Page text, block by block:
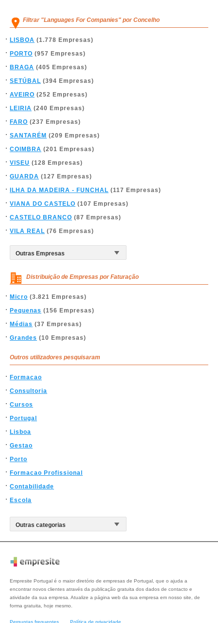
Filtrar "Languages For Companies" por Concelho
LISBOA (1.778 Empresas)
PORTO (957 Empresas)
BRAGA (405 Empresas)
SETÚBAL (394 Empresas)
AVEIRO (252 Empresas)
LEIRIA (240 Empresas)
FARO (237 Empresas)
SANTARÉM (209 Empresas)
COIMBRA (201 Empresas)
VISEU (128 Empresas)
GUARDA (127 Empresas)
ILHA DA MADEIRA - FUNCHAL (117 Empresas)
VIANA DO CASTELO (107 Empresas)
CASTELO BRANCO (87 Empresas)
VILA REAL (76 Empresas)
Distribuição de Empresas por Faturação
Micro (3.821 Empresas)
Pequenas (156 Empresas)
Médias (37 Empresas)
Grandes (10 Empresas)
Outros utilizadores pesquisaram
Formacao
Consultoria
Cursos
Portugal
Lisboa
Gestao
Porto
Formacao Profissional
Contabilidade
Escola
Empresite Portugal é o maior diretório de empresas de Portugal, que o ajuda a
encontrar novos clientes através da publicação gratuita dos dados de contacto e
atividade da sua empresa. Atualize a página web da sua empresa em nosso site, de
forma gratuita, hoje mesmo.